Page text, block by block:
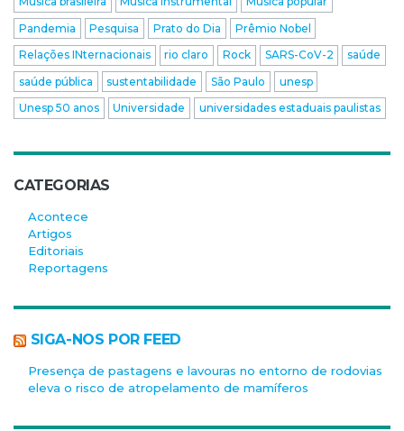
Pandemia
Pesquisa Prato do Dia
Prêmio Nobel
Relações INternacionais
rio claro Rock SARS-CoV-2
saúde
saúde pública
sustentabilidade São Paulo
unesp
Unesp 50 anos
Universidade universidades estaduais paulistas
CATEGORIAS
Acontece
Artigos
Editoriais
Reportagens
SIGA-NOS POR FEED
Presença de pastagens e lavouras no entorno de rodovias
eleva o risco de atropelamento de mamíferos